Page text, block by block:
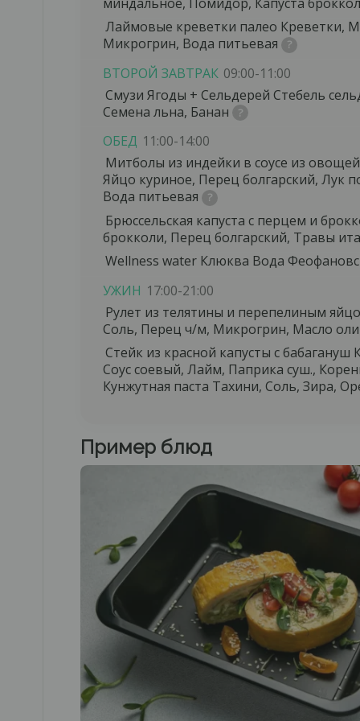
Лаймовые креветки палео Креветки,
Микрогрин, Вода питьевая
ВТОРОЙ ЗАВТРАК 09:00-11:00
Смузи Ягоды + СельдерейСтебель
Семена льна, Банан
ОБЕД 11:00-14:00
Митболы из индейки в соусе из
Яйцо куриное, Перец болгарский, Лук
Вода питьевая
Брюссельская капуста с перцем и
брокколи, Перец болгарский, Травы
Wellness water Клюква Вода
УЖИН 17:00-21:00
Рулет из телятины и перепелиным
Соль, Перец ч/м, Микрогрин, Масло
Стейк из красной капусты с бабагануш
Соус соевый, Лайм, Паприка суш.,
Кунжутная паста Тахини, Соль, Зира,
Пример блюд
Палео для
Вами
*Мы